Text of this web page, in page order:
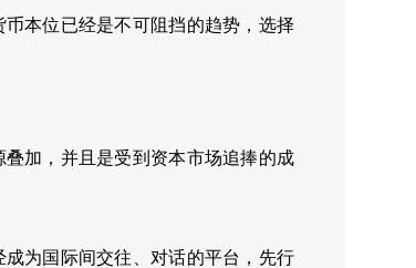
本位已经是不可阻挡的趋势，选择
加，并且是受到资本市场追捧的成
为国际间交往、对话的平台，先行